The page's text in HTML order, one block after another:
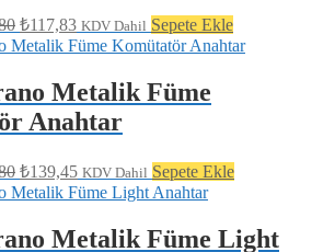
Orijinal
fiyat:
₺117,83 Şu
andaki
fiyat:
₺117,83.
KDV Dahil Sepete Ekle
Metalik Füme
Anahtar
Orijinal
fiyat:
₺139,45 Şu
andaki
fiyat:
₺139,45.
KDV Dahil Sepete Ekle
Metalik Füme Light